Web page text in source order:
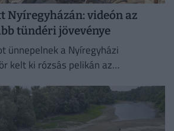
Nyíregyházán: videón az
tündéri jövevénye
ünnepelnek a Nyíregyházi
kelt ki rózsás pelikán az
a kicsi pedig...